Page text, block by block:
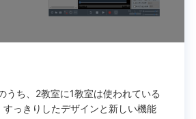
うち、2教室に1教室は使われている
すっきりしたデザインと新しい機能